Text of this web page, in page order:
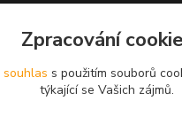
Zpracování
souhlas s použitím souborů
týkající se Vašich zájmů.